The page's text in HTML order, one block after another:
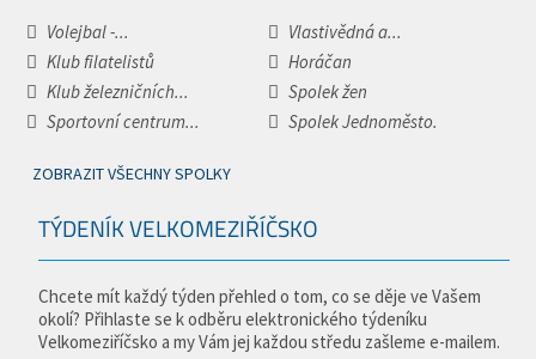
Volejbal -...
Vlastivědná a...
Klub filatelistů
Horáčan
Klub železničních...
Spolek žen
Sportovní centrum...
Spolek Jednoměsto.
ZOBRAZIT VŠECHNY SPOLKY
TÝDENÍK VELKOMEZIŘÍČSKO
Chcete mít každý týden přehled o tom, co se děje ve Vašem
okolí? Přihlaste se k odběru elektronického týdeníku
Velkomeziříčsko a my Vám jej každou středu zašleme e-mailem.